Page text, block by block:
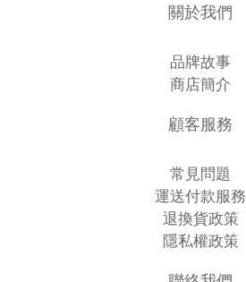
關於我們
品牌故事
商店簡介
顧客服務
常見問題
運送付款服務
退換貨政策
隱私權政策